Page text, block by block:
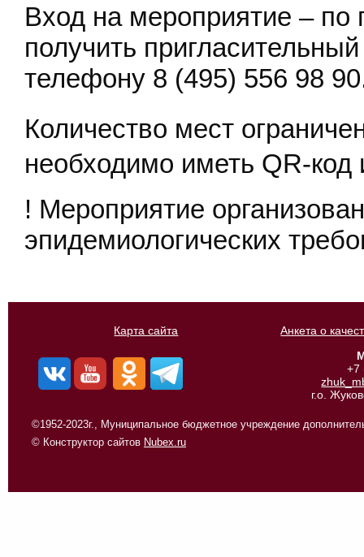
Вход на мероприятие –
получить
телефону 8 (495) 556 98
Количество мест
необходимо иметь QR-код
! Мероприятие
эпидемиологических
Карта сайта
Анкета о
+7
г.о.
©1952-2023г., Муниципальное бюджетное учреждение
© Конструктор сайтов Nubex.ru